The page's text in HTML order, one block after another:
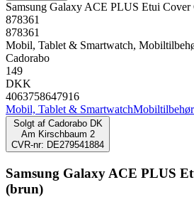
Samsung Galaxy ACE PLUS Etui Cover
878361
878361
Mobil, Tablet & Smartwatch,
Cadorabo
149
DKK
4063758647916
Mobil, Tablet & SmartwatchMobiltilbehør
Solgt af Cadorabo DK
Am Kirschbaum 2
CVR-nr: DE279541884
Samsung Galaxy ACE PLUS
(brun)